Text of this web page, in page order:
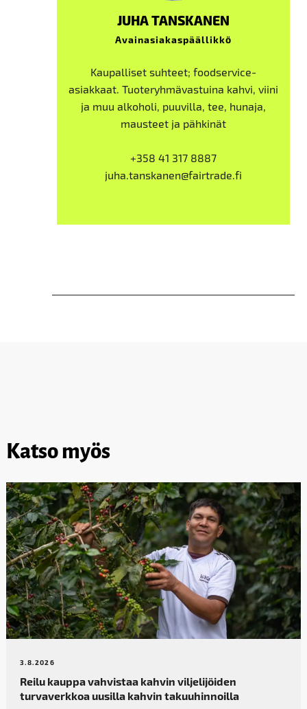
JUHA TANSKANEN
Avainasiakaspäällikkö
Kaupalliset suhteet; foodservice-
asiakkaat. Tuoteryhmävastuina kahvi, viini
ja muu alkoholi, puuvilla, tee, hunaja,
mausteet ja pähkinät
+358 41 317 8887
juha.tanskanen@fairtrade.fi
Katso myös
3.8.2026
Reilu kauppa vahvistaa kahvin­ viljelijöiden
turvaverkkoa uusilla kahvin takuuhinnoilla